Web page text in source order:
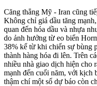
Căng thẳng Mỹ - Iran cũng
Không chỉ giá dầu tăng
quan đến hóa dầu và nhựa
do ảnh hưởng từ eo biển
38% kể từ khi chiến sự bùng
thành hàng hóa đi lên. Trên
nhiều nhà giao dịch hiện cho
mạnh đến cuối năm, với kịch
thậm chí một số dự báo còn